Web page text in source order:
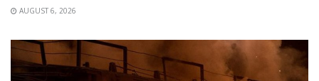
AUGUST 6, 2026